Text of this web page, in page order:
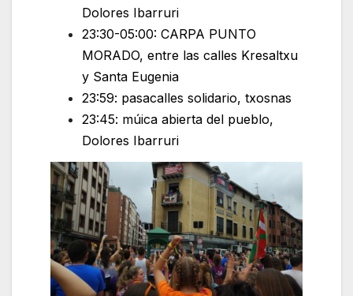
Dolores Ibarruri
23:30-05:00: CARPA PUNTO
MORADO, entre las calles Kresaltxu
y Santa Eugenia
23:59: pasacalles solidario, txosnas
23:45: múica abierta del pueblo,
Dolores Ibarruri